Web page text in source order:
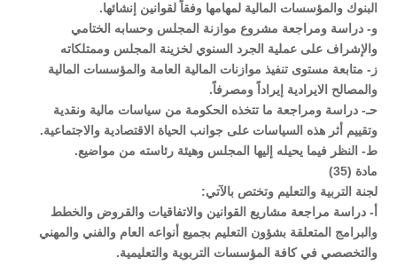
البنوك والمؤسسات المالية لمهامها وفقاً لقوانين إنشائها.
و‌- دراسة ومراجعة مشروع موازنة المجلس وحسابه الختامي
والإشراف على عملية الجرد السنوي لخزينة المجلس وممتلكاته
ز‌- متابعة مستوى تنفيذ موازنات المالية العامة والمؤسسات المالية
والمصالح الايرادية إيراداً ومصرفاً.
حـ- دراسة ومراجعة ما تتخذه الحكومة من سياسات مالية ونقدية
وتقييم أثر هذه السياسات على جوانب الحياة الاقتصادية والاجتماعية.
ط- النظر فيما يحيله إليها المجلس وهيئة رئاسته من مواضيع.
مادة (35)
لجنة التربية والتعليم وتختص بالآتي:
أ‌- دراسة مراجعة مشاريع القوانين والاتفاقيات والقروض والخطط
والبرامج المتعلقة بشؤون التعليم بجميع أنواعه العام والفني والمهني
والتخصصي في كافة المؤسسات التربوية والتعليمية.